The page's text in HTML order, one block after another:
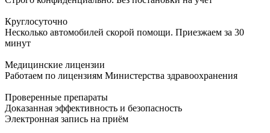
Круглосуточно
Несколько автомобилей скорой помощи. Приезжаем за 30
минут
Медицинские лицензии
Работаем по лицензиям Министерства здравоохранения
Проверенные препараты
Доказанная эффективность и безопасность
Электронная запись на приём